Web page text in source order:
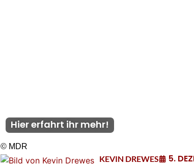
Hier erfahrt ihr mehr!
© MDR
KEVIN DREWES 5.